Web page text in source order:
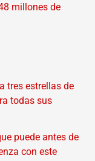
millones de
tres estrellas de
todas sus
puede antes de
con este